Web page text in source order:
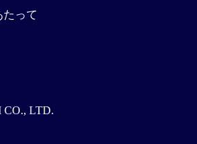
LTD.
って